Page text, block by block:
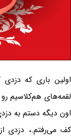
اولین باری که
لقمه‌های هم‌کلاسیم
اون دیگه دستم به
کف می‌رفتم.، دزدی